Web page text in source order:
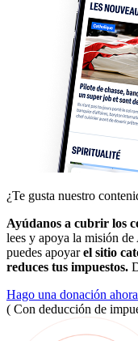
¿Te gusta nuestro
Ayúdanos a cubrir los
lees y apoya la misión
puedes apoyarel sitio
reduces tus impuestos.
Hago una donación ahora
( Con deducción de